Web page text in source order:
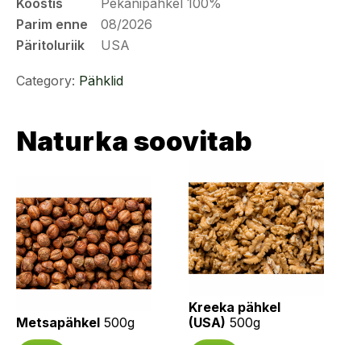
Koostis
Pekanipähkel 100%
Parim enne
08/2026
Päritoluriik
USA
Category: Pähklid
Naturka soovitab
Metsapähkel 500g
Kreeka pähkel
(USA) 500g